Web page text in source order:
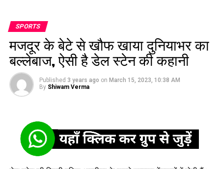
SPORTS
मजदूर के बेटे से खौफ खाया दुनियाभर का
बल्लेबाज, ऐसी है डेल स्टेन की कहानी
Published 3 years ago on March 15, 2023, 10:38 AM
By Shiwam Verma